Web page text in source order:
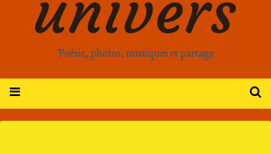
Poésie, photos, musiques et partage